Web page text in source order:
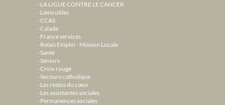
LA LIGUE CONTRE LE CANCER
Liens utiles
CCAS
Calade
France services
Relais Emploi - Mission Locale
Santé
Séniors
Croix rouge
Secours catholique
Les restos du cœur
Les assistantes sociales
Permanences sociales